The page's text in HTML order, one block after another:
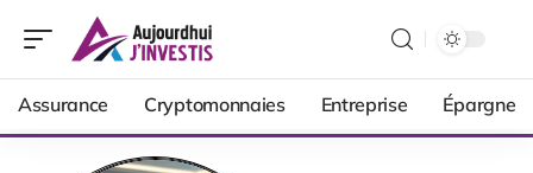
Assurance Cryptomonnaies Entreprise Épargne